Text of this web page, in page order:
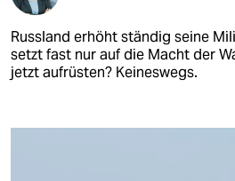
Russland erhöht ständig seine
setzt fast nur auf die Macht der
jetzt aufrüsten? Keineswegs.